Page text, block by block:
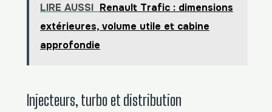
LIRE AUSSI Renault Trafic : dimensions
extérieures, volume utile et cabine
approfondie
Injecteurs, turbo et distribution